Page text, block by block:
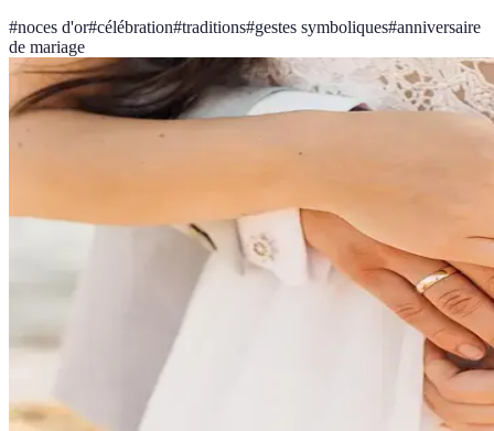
#noces d'or#célébration#traditions#gestes symboliques#anniversaire
de mariage